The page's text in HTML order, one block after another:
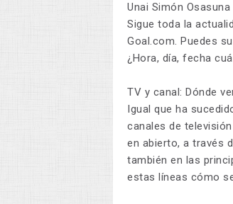
Unai Simón
Sigue toda la
Goal.com. Puedes
¿Hora, día, fecha
TV y canal: Dónde
Igual que ha
canales de
en abierto, a través
también en las
estas líneas cómo